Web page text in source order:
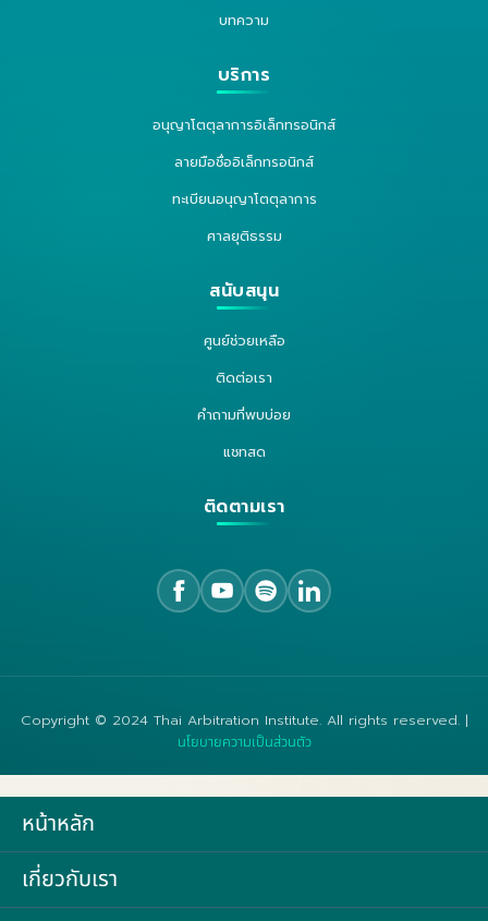
บทความ
บริการ
อนุญาโตตุลาการอิเล็กทรอนิกส์
ลายมือชื่ออิเล็กทรอนิกส์
ทะเบียนอนุญาโตตุลาการ
ศาลยุติธรรม
สนับสนุน
ศูนย์ช่วยเหลือ
ติดต่อเรา
คำถามที่พบบ่อย
แชทสด
ติดตามเรา
Copyright © 2024 Thai Arbitration Institute. All rights reserved. |
นโยบายความเป็นส่วนตัว
หน้าหลัก
เกี่ยวกับเรา